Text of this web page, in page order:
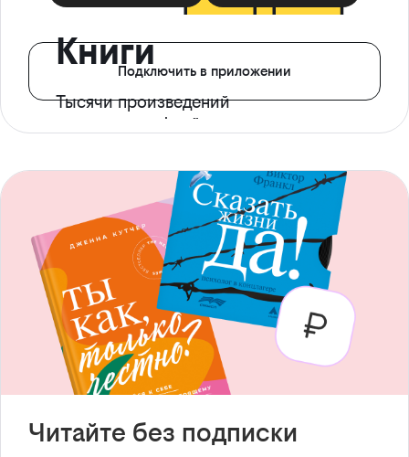
Книги
Тысячи произведений
с доступом офлайн
Подключить в приложении
Читайте без подписки